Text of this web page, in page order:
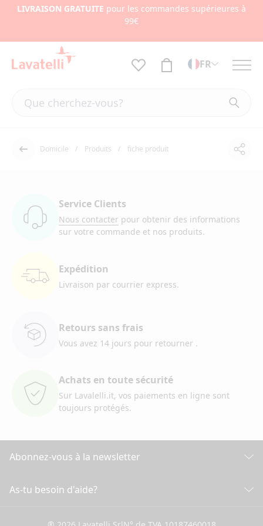
LIVRAISON GRATUITE pour les commandes supérieures à
99€
FR
Dos Domicile Produits fiche produit
Service Clients
Nous contacter pour obtenir des informations
sur votre commande et nos produits.
Expédition
Livraison par courrier express.
Retours sans frais
Vous avez 14 jours pour retourner .
Achats en toute sécurité
Sur Lavalelli.it, vos paiements en ligne sont
toujours protégés.
Abonnez-vous à la newsletter
As-tu besoin d'aide?